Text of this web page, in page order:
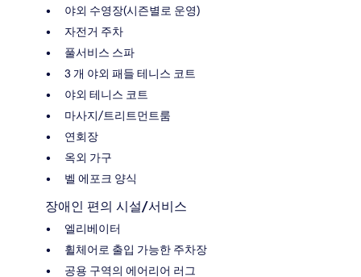
야외 수영장(시즌별로 운영)
자전거 주차
풀서비스 스파
3 개 야외 패들 테니스 코트
야외 테니스 코트
마사지/트리트먼트룸
연회장
옥외 가구
벨 에포크 양식
장애인 편의 시설/서비스
엘리베이터
휠체어로 출입 가능한 주차장
공용 구역의 에어리어 러그